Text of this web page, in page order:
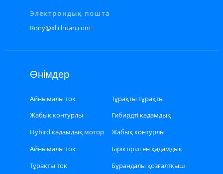
Электрондық пошта
Rony@xlichuan.com
Өнімдер
Айнымалы ток
сервомоторы
Тұрақты тұрақты
сервомотор
Жабық контурлы
қадамдық қозғалтқыш
Гибирдті қадамдық
қозғалтқыш
Hybird қадамдық мотор
драйвері
Жабық контурлы
қадамдық
қозғалтқыштың драйвері
Айнымалы ток
сервомоторының
Біріктірілген қадамдық
қозғалтқыш
Тұрақты ток
Бұрандалы қозғалтқыш